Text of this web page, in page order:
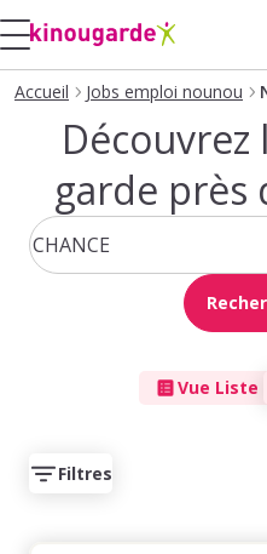
Accueil Jobs emploi nounou
garde près
Vue Liste
Filtres